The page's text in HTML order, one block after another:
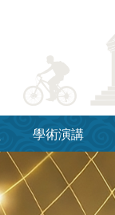
學術演講